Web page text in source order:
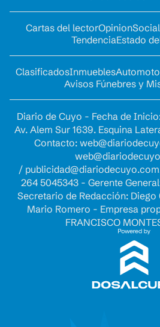
Cartas del lectorOpinion
TendenciaEstado
ClasificadosInmuebles
Avisos Fúnebres y
Diario de Cuyo - Fecha de
Av. Alem Sur 1639. Esquina
Contacto:
/
264 5045343 - Gerente
Secretario de Redacción:
Mario Romero - Empresa
FRANCISCO